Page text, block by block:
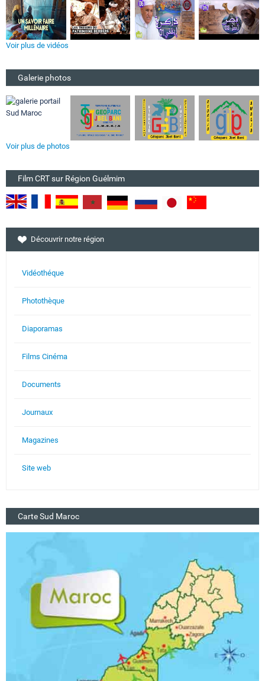
Voir plus de vidéos
Galerie photos
Voir plus de photos
Film CRT sur Région Guélmim
Découvrir notre région
Vidéothéque
Photothèque
Diaporamas
Films Cinéma
Documents
Journaux
Magazines
Site web
Carte Sud Maroc